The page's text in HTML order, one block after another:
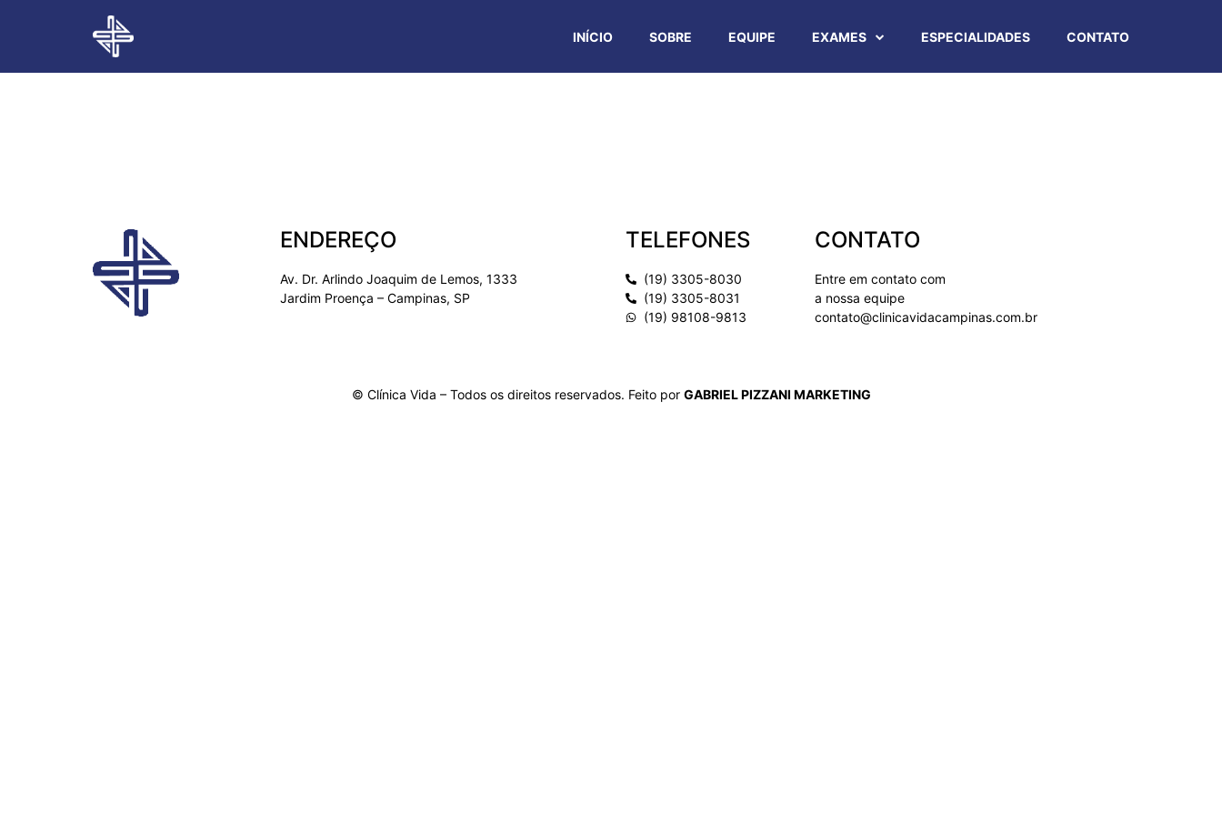
INÍCIO SOBRE EQUIPE EXAMES ESPECIALIDADES CONTATO
ENDEREÇO
Av. Dr. Arlindo Joaquim de Lemos, 1333
Jardim Proença – Campinas, SP
TELEFONES
(19) 3305-8030
(19) 3305-8031
(19) 98108-9813
CONTATO
Entre em contato com
a nossa equipe
contato@clinicavidacampinas.com.br
© Clínica Vida – Todos os direitos reservados. Feito por GABRIEL PIZZANI MARKETING